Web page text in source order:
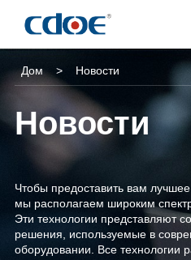
Skip
content
Дом
Продукты
Компания
Новости
Дом> Новости
Новости
Чтобы предоставить вам
мы располагаем широким
Эти технологии представляют
решения, используемые в
оборудовании. Все технологии